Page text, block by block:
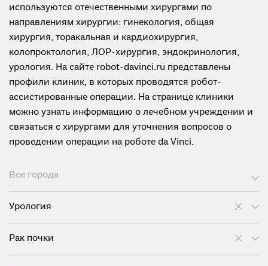
используются отечественными хирургами по
направлениям хирургии: гинекология, общая
хирургия, торакальная и кардиохирургия,
колопроктология, ЛОР-хирургия, эндокринология,
урология. На сайте robot-davinci.ru представлены
профили клиник, в которых проводятся робот-
ассистированные операции. На странице клиники
можно узнать информацию о лечебном учреждении и
связаться с хирургами для уточнения вопросов о
проведении операции на роботе da Vinci.
Все города
Урология
Рак почки